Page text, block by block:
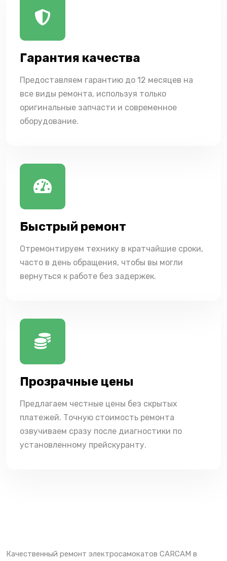
Гарантия качества
Предоставляем гарантию до 12 месяцев на
все виды ремонта, используя только
оригинальные запчасти и современное
оборудование.
Быстрый ремонт
Отремонтируем технику в кратчайшие сроки,
часто в день обращения, чтобы вы могли
вернуться к работе без задержек.
Прозрачные цены
Предлагаем честные цены без скрытых
платежей. Точную стоимость ремонта
озвучиваем сразу после диагностики по
установленному прейскуранту.
Качественный ремонт электросамокатов CARCAM в